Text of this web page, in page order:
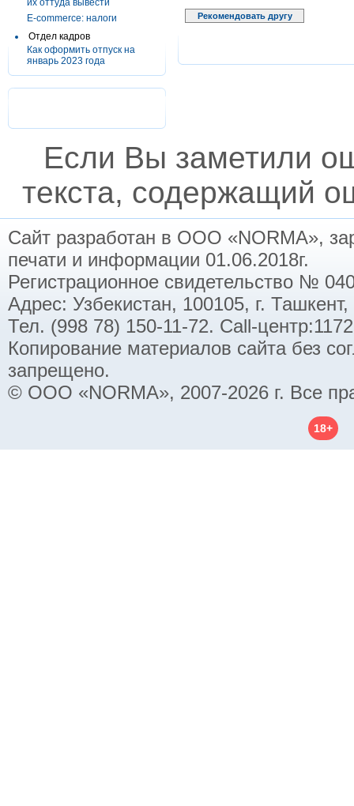
их оттуда вывести
E-commerce: налоги
Отдел кадров
Как оформить отпуск на
январь 2023 года
Рекомендовать другу
Если Вы заметили
текста, содержащий
Сайт разработан в ООО «NORMA»,
печати и информации 01.06.2018г.
Регистрационное свидетельство №
Адрес: Узбекистан, 100105, г.
Тел. (998 78) 150-11-72. Call-
Копирование материалов сайта без
запрещено.
© ООО «NORMA», 2007-2026 г. Все
18+